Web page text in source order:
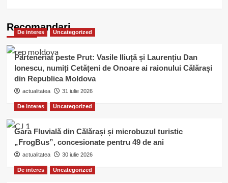
Recomandari
De interes Uncategorized
Parteneriat peste Prut: Vasile Iliuță și Laurențiu Dan
Ionescu, numiți Cetățeni de Onoare ai raionului Călărași
din Republica Moldova
actualitatea 31 iulie 2026
De interes Uncategorized
Gara Fluvială din Călărași și microbuzul turistic
„FrogBus”, concesionate pentru 49 de ani
actualitatea 30 iulie 2026
De interes Uncategorized